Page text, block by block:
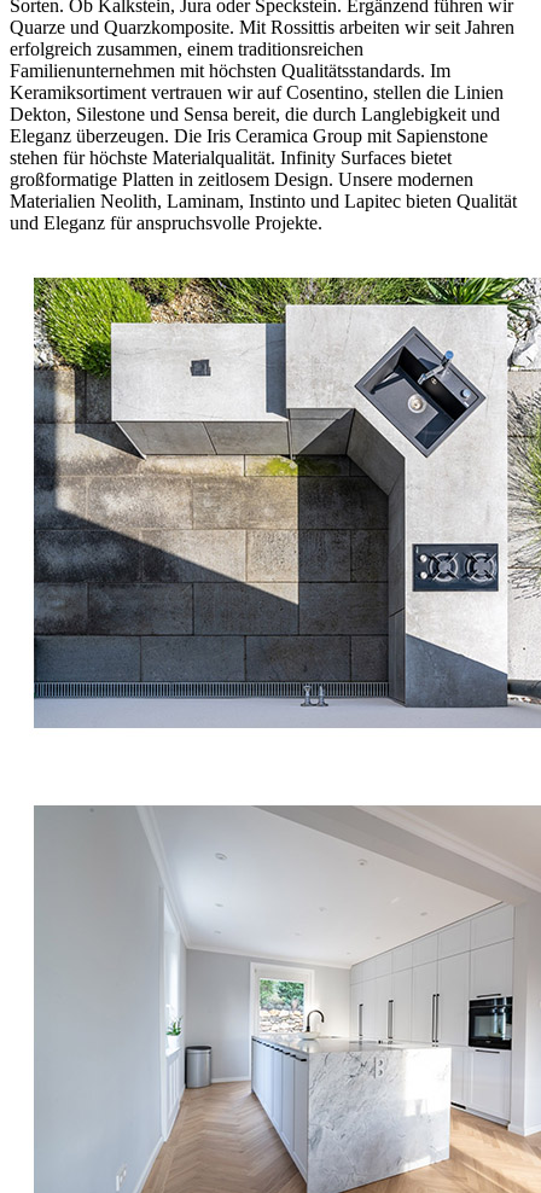
Sorten. Ob Kalkstein, Jura oder Speckstein. Ergänzend führen wir
Quarze und Quarzkomposite. Mit Rossittis arbeiten wir seit Jahren
erfolgreich zusammen, einem traditionsreichen
Familienunternehmen mit höchsten Qualitätsstandards. Im
Keramiksortiment vertrauen wir auf Cosentino, stellen die Linien
Dekton, Silestone und Sensa bereit, die durch Langlebigkeit und
Eleganz überzeugen. Die Iris Ceramica Group mit Sapienstone
stehen für höchste Materialqualität. Infinity Surfaces bietet
großformatige Platten in zeitlosem Design. Unsere modernen
Materialien Neolith, Laminam, Instinto und Lapitec bieten Qualität
und Eleganz für anspruchsvolle Projekte.